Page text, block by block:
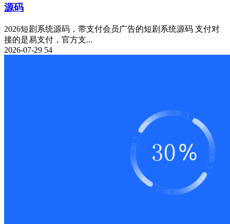
源码
2026短剧系统源码，带支付会员广告的短剧系统源码 支付对
接的是易支付，官方支...
2026-07-29 54